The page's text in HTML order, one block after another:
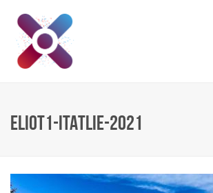
ELIOT1-ITATLIE-2021